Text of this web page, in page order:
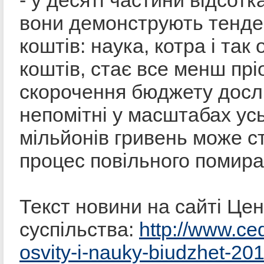
вони демонструють
коштів: наука, котра і
коштів, стає все менш
скорочення бюджету
непомітні у масштабах
мільйонів гривень може
процес повільного
Текст новини на сайті
суспільства: http://
osvity-i-nauky-biudzhet-